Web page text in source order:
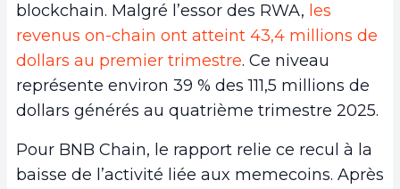
blockchain. Malgré l’essor des RWA, les
revenus on-chain ont atteint 43,4 millions de
dollars au premier trimestre. Ce niveau
représente environ 39 % des 111,5 millions de
dollars générés au quatrième trimestre 2025.
Pour BNB Chain, le rapport relie ce recul à la
baisse de l’activité liée aux memecoins. Après